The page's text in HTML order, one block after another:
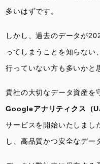
多いはずです。
しかし、過去のデータが
ってしまうことを知らない
行っていない方も多いかと
貴社の大切なデータ資産を
Googleアナリティクス（
サービスを開始いたしまし
し、高品質かつ安全なデー